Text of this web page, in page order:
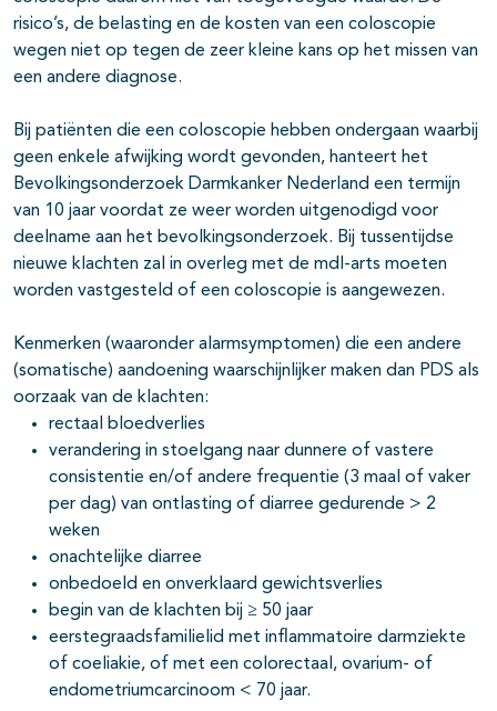
risico’s, de belasting en de kosten van een coloscopie
wegen niet op tegen de zeer kleine kans op het missen van
een andere diagnose.
Bij patiënten die een coloscopie hebben ondergaan waarbij
geen enkele afwijking wordt gevonden, hanteert het
Bevolkingsonderzoek Darmkanker Nederland een termijn
van 10 jaar voordat ze weer worden uitgenodigd voor
deelname aan het bevolkingsonderzoek. Bij tussentijdse
nieuwe klachten zal in overleg met de mdl-arts moeten
worden vastgesteld of een coloscopie is aangewezen.
Kenmerken (waaronder alarmsymptomen) die een andere
(somatische) aandoening waarschijnlijker maken dan PDS als
oorzaak van de klachten:
rectaal bloedverlies
verandering in stoelgang naar dunnere of vastere
consistentie en/of andere frequentie (3 maal of vaker
per dag) van ontlasting of diarree gedurende > 2
weken
onachtelijke diarree
onbedoeld en onverklaard gewichtsverlies
begin van de klachten bij ≥ 50 jaar
eerstegraadsfamilielid met inflammatoire darmziekte
of coeliakie, of met een colorectaal, ovarium- of
endometriumcarcinoom < 70 jaar.